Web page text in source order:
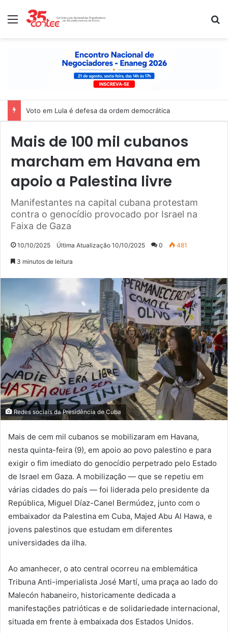
Menu
Nota de solidariedade ao povo venezuelano
Mais de 100 mil cubanos
marcham em Havana em
apoio a Palestina livre
Manifestantes na capital cubana protestam
contra o genocídio provocado por Israel na
Faixa de Gaza
10/10/2025 Última Atualização 10/10/2025 0 481
3 minutos de leitura
Redes sociais da Presidência de Cuba
Mais de cem mil cubanos se mobilizaram em Havana,
nesta quinta-feira (9), em apoio ao povo palestino e para
exigir o fim imediato do genocídio perpetrado pelo Estado
de Israel em Gaza. A mobilização — que se repetiu em
várias cidades do país — foi liderada pelo presidente da
República, Miguel Díaz-Canel Bermúdez, junto com o
embaixador da Palestina em Cuba, Majed Abu Al Hawa, e
jovens palestinos que estudam em diferentes
universidades da ilha.
Ao amanhecer, o ato central ocorreu na emblemática
Tribuna Anti-imperialista José Martí, uma praça ao lado do
Malecón habaneiro, historicamente dedicada a
manifestações patrióticas e de solidariedade internacional,
situada em frente à embaixada dos Estados Unidos.